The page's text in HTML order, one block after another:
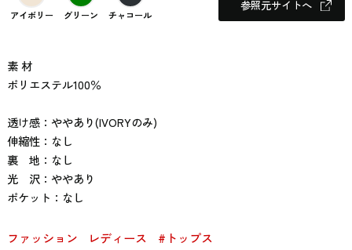
アイボリー グリーン チャコール
参照元サイトへ
素 材
ポリエステル100％
透け感：ややあり(IVORYのみ)
伸縮性：なし
裏 地：なし
光 沢：ややあり
ポケット：なし
ファッション レディース #トップス